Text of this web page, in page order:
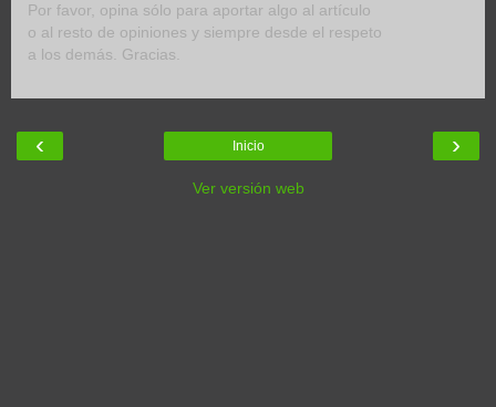
Por favor, opina sólo para aportar algo al artículo
o al resto de opiniones y siempre desde el respeto
a los demás. Gracias.
‹ ›
Inicio
Ver versión web